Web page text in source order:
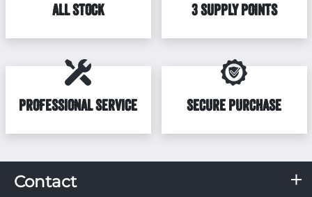
ALL STOCK 3 SUPPLY POINTS
PROFESSIONAL SERVICE SECURE PURCHASE
Contact